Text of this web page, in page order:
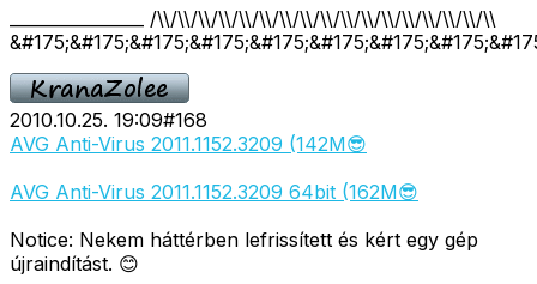
________________ /\\/\\/\\/\\/\\/\\/\\/\\/\\/\\/\\/\\/\\/\\/\\/\\/\\
2010.10.25. 19:09#168
AVG Anti-Virus 2011.1152.3209 (142M😎
AVG Anti-Virus 2011.1152.3209 64bit (162M😎
Notice: Nekem háttérben lefrissített és kért egy gép
újraindítást. 😊